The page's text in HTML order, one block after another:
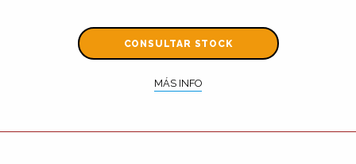
CONSULTAR STOCK
MÁS INFO